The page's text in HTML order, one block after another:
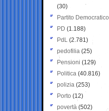
(30)
Partito Democratico
PD (1.188)
PdL (2.781)
pedofilia (25)
Pensioni (129)
Politica (40.816)
polizia (253)
Porto (12)
povertà (502)